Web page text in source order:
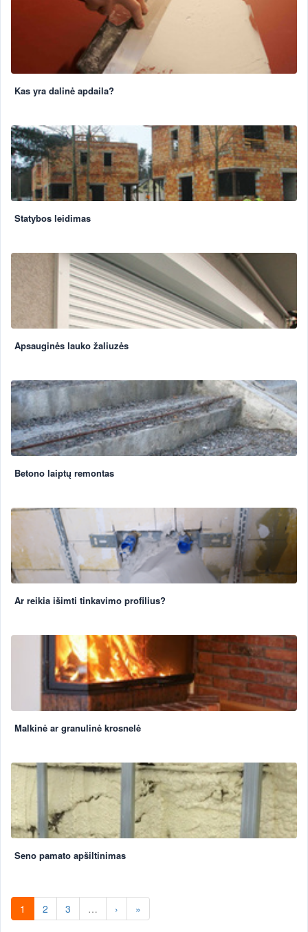
Kas yra dalinė apdaila?
Statybos leidimas
Apsauginės lauko žaliuzės
Betono laiptų remontas
Ar reikia išimti tinkavimo profilius?
Malkinė ar granulinė krosnelė
Seno pamato apšiltinimas
1 2 3 … › »